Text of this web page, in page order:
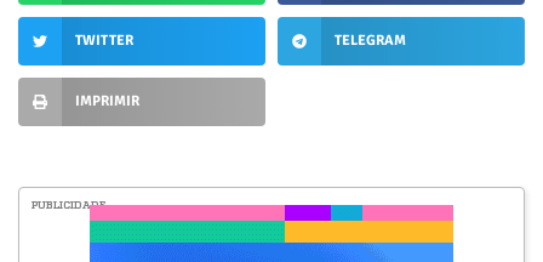
TWITTER TELEGRAM
IMPRIMIR
PUBLICIDADE